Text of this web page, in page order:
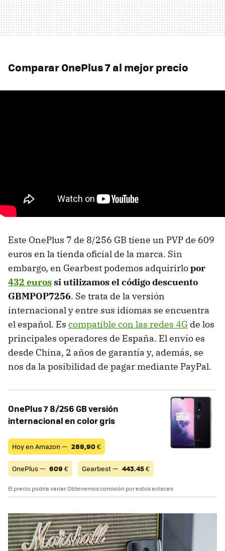
Comparar OnePlus 7 al mejor precio
Este OnePlus 7 de 8/256 GB tiene un PVP de 609
euros en la tienda oficial de la marca. Sin
embargo, en Gearbest podemos adquirirlopor
432 eurossi utilizamos el código descuento
GBMPOP7256. Se trata de la versión
internacional y entre sus idiomas se encuentra
el español. Es compatible con las redes 4G de los
principales operadores de España. El envío es
desde China, 2 años de garantía y, además, se
nos da la posibilidad de pagar mediante PayPal.
OnePlus 7 8/256 GB versión
internacional en color gris
Hoy en Amazon — 289,90€
OnePlus — 609 € Gearbest — 443.45€
El precio podría variar. Obtenemos comisión por estos enlaces